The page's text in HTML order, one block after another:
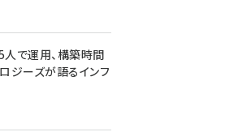
人で運用、構築時間
ジーズが語るインフ